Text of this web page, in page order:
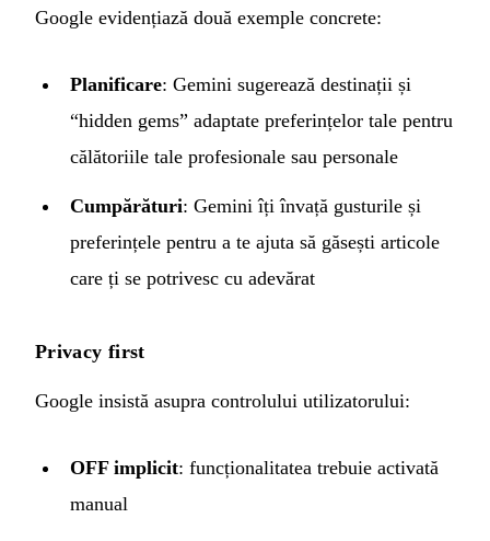
Google evidențiază două exemple concrete:
Planificare: Gemini sugerează destinații și
“hidden gems” adaptate preferințelor tale pentru
călătoriile tale profesionale sau personale
Cumpărături: Gemini îți învață gusturile și
preferințele pentru a te ajuta să găsești articole
care ți se potrivesc cu adevărat
Privacy first
Google insistă asupra controlului utilizatorului:
OFF implicit: funcționalitatea trebuie activată
manual